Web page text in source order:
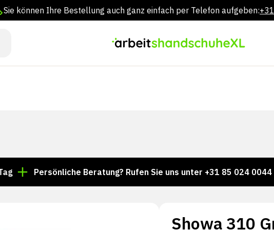
Sie können Ihre Bestellung auch ganz einfach per Telefon aufgeben:
Persönliche Beratung? Rufen Sie uns unter +31 85 024 0044 an.
Showa 310